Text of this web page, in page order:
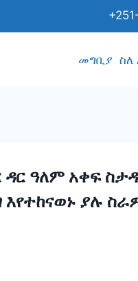
መግቢያ ስለ
ዳር ዓለም አቀፍ
ያሉ